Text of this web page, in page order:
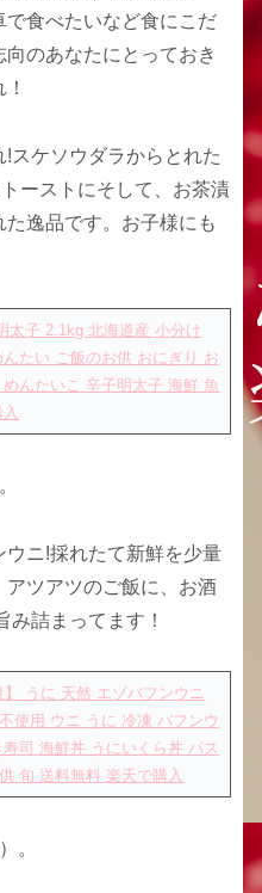
食べたいなど食にこだ
のあなたにとっておき
スケソウダラからとれた
ーストにそして、お茶漬
逸品です。お子様にも
太子 2.1kg 北海道産 小分け
たい ご飯のお供 おにぎり お
んたいこ 辛子明太子 海鮮 魚
ニ!採れたて新鮮を少量
ツアツのご飯に、お酒
み詰まってます！
】 うに 天然 エゾバフンウニ
使用 ウニ うに 冷凍 バフンウ
司 海鮮丼 うにいくら丼 パス
旬 送料無料 楽天で購入
。